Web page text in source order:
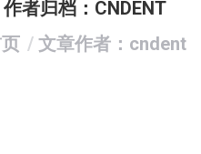
作者归档： CNDENT
这里：文章作者：cndent